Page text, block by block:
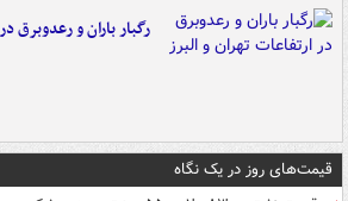
رگبار باران و رعدوبرق
قیمت‌های روز در یک نگاه